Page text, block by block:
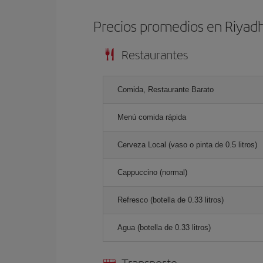
Precios promedios en
Restaurantes
Comida, Restaurante Barato
Menú comida rápida
Cerveza Local (vaso o pinta de 0.5 litros)
Cappuccino (normal)
Refresco (botella de 0.33 litros)
Agua (botella de 0.33 litros)